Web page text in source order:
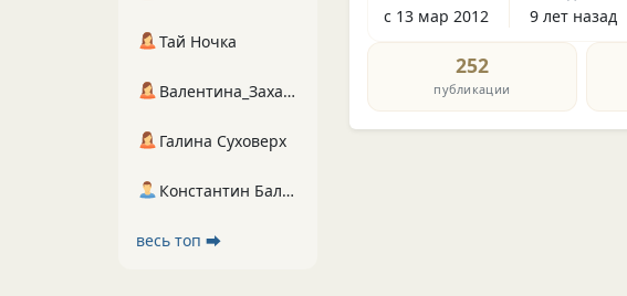
с 13 мар 2012 9 лет назад
252
публикации
Тай Ночка
Валентина_Захарова
Галина Суховерх
Константин Балухта
весь топ ⮕